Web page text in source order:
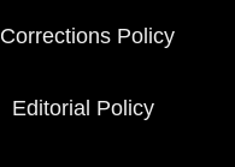
Corrections Policy
Editorial Policy